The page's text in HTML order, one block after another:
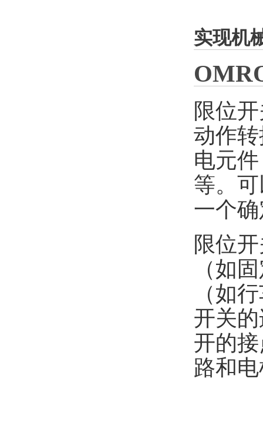
实现机
限位
动作
电元
等。
一个
限位
（如
（如
开关
开的
路和